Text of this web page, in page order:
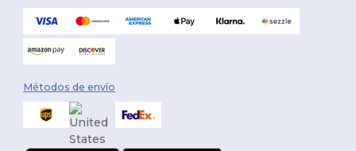
Métodos de envío